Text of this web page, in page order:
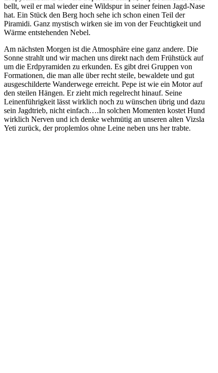
bellt, weil er mal wieder eine Wildspur in seiner feinen Jagd-Nase
hat. Ein Stück den Berg hoch sehe ich schon einen Teil der
Piramidi. Ganz mystisch wirken sie im von der Feuchtigkeit und
Wärme entstehenden Nebel.
Am nächsten Morgen ist die Atmosphäre eine ganz andere. Die
Sonne strahlt und wir machen uns direkt nach dem Frühstück auf
um die Erdpyramiden zu erkunden. Es gibt drei Gruppen von
Formationen, die man alle über recht steile, bewaldete und gut
ausgeschilderte Wanderwege erreicht. Pepe ist wie ein Motor auf
den steilen Hängen. Er zieht mich regelrecht hinauf. Seine
Leinenführigkeit lässt wirklich noch zu wünschen übrig und dazu
sein Jagdtrieb, nicht einfach….In solchen Momenten kostet Hund
wirklich Nerven und ich denke wehmütig an unseren alten Vizsla
Yeti zurück, der proplemlos ohne Leine neben uns her trabte.